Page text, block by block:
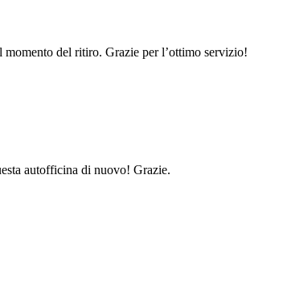
del ritiro. Grazie per l’ottimo servizio!
autofficina di nuovo! Grazie.